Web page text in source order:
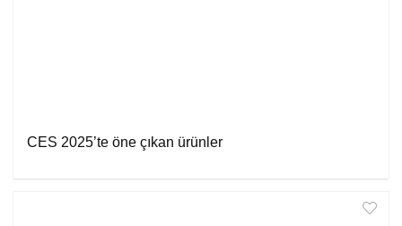
CES 2025’te öne çıkan ürünler